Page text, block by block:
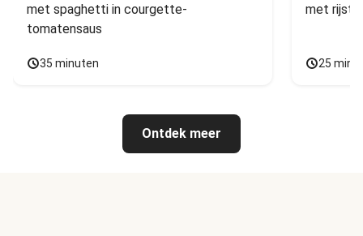
met spaghetti in courgette-
tomatensaus
35 minuten
met rijst,
25
Ontdek meer